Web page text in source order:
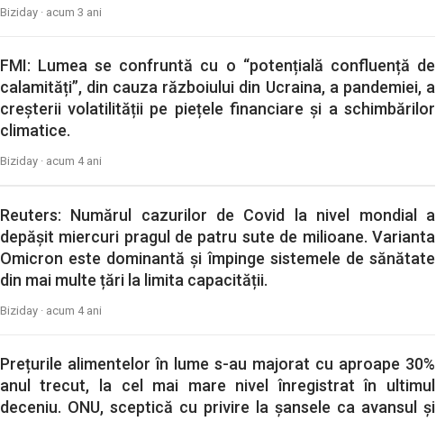
Biziday · acum 3 ani
FMI: Lumea se confruntă cu o “potențială confluență de
calamități”, din cauza războiului din Ucraina, a pandemiei, a
creșterii volatilității pe piețele financiare și a schimbărilor
climatice.
Biziday · acum 4 ani
Reuters: Numărul cazurilor de Covid la nivel mondial a
depășit miercuri pragul de patru sute de milioane. Varianta
Omicron este dominantă și împinge sistemele de sănătate
din mai multe țări la limita capacității.
Biziday · acum 4 ani
Prețurile alimentelor în lume s-au majorat cu aproape 30%
anul trecut, la cel mai mare nivel înregistrat în ultimul
deceniu. ONU, sceptică cu privire la șansele ca avansul și